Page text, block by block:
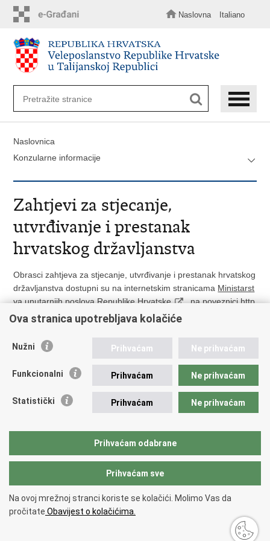
sadržaj
Naslovna Italiano
Naslovnica
Konzularne informacije
Zahtjevi za stjecanje,
utvrđivanje i prestanak
hrvatskog državljanstva
Obrasci zahtjeva za stjecanje, utvrđivanje i prestanak hrvatskog
državljanstva dostupni su na internetskim stranicama Ministarst
va unutarnjih poslova Republike Hrvatske
, na poveznicihttp
s://mup.gov.hr/obrasci-281565/281565
stranicuna
na
Copyright © 2026 Ministarstvo vanjskih i europskih poslova.
korištenja.Izjava o pristupačnosti.
Ova stranica upotrebljava kolačiće
Nužni Prihvaćam Ne prihvaćam
Funkcionalni Prihvaćam Ne prihvaćam
Statistički Prihvaćam Ne prihvaćam
Prihvaćam odabrane
Prihvaćam sve
Na ovoj mrežnoj stranci koriste se kolačići. Molimo Vas da
pročitate Obavijest o kolačićima.